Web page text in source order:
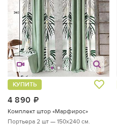
4 890
КУПИТЬ
Комплект штор «Марфирос»
Портьера 2 шт — 150х240 см.